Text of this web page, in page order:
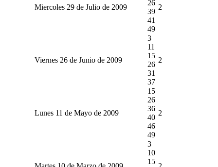
Miercoles 29 de Julio de 2009
26
39
41
49
2
Viernes 26 de Junio de 2009
3
11
15
26
31
37
2
Lunes 11 de Mayo de 2009
15
26
36
40
46
49
2
3
10
15